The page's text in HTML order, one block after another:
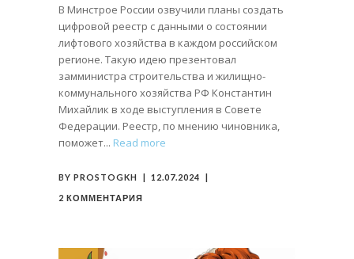
В Минстрое России озвучили планы создать
цифровой реестр с данными о состоянии
лифтового хозяйства в каждом российском
регионе. Такую идею презентовал
замминистра строительства и жилищно-
коммунального хозяйства РФ Константин
Михайлик в ходе выступления в Совете
Федерации. Реестр, по мнению чиновника,
поможет
Read more
BY PROSTOGKH
12.07.2024
2 КОММЕНТАРИЯ